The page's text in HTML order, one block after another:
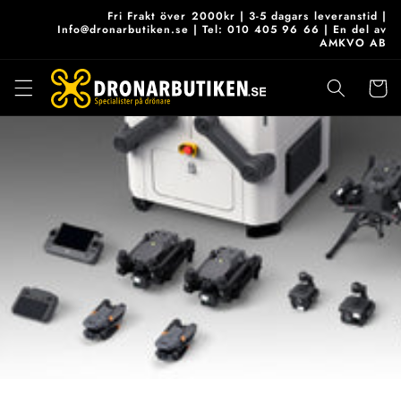
Fri Frakt över 2000kr | 3-5 dagars leveranstid |
Info@dronarbutiken.se | Tel: 010 405 96 66 | En del av
AMKVO AB